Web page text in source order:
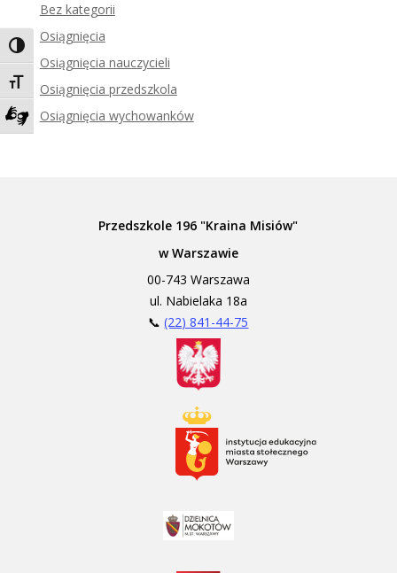
Toggle High Contrast
Toggle Font size
Zadzwoń do tłumacza języka migowego
Bez kategorii
Osiągnięcia
Osiągnięcia nauczycieli
Osiągnięcia przedszkola
Osiągnięcia wychowanków
Przedszkole 196 "Kraina Misiów"
w Warszawie
00-743 Warszawa
ul. Nabielaka 18a
📞(22) 841-44-75